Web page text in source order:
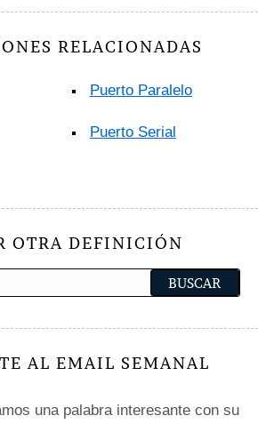
RELACIONADAS
Puerto Paralelo
Puerto Serial
OTRA DEFINICIÓN
AL EMAIL SEMANAL
una palabra interesante con su